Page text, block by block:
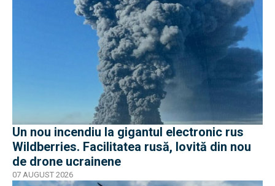
Un nou incendiu la gigantul electronic rus
Wildberries. Facilitatea rusă, lovită din nou
de drone ucrainene
07 AUGUST 2026